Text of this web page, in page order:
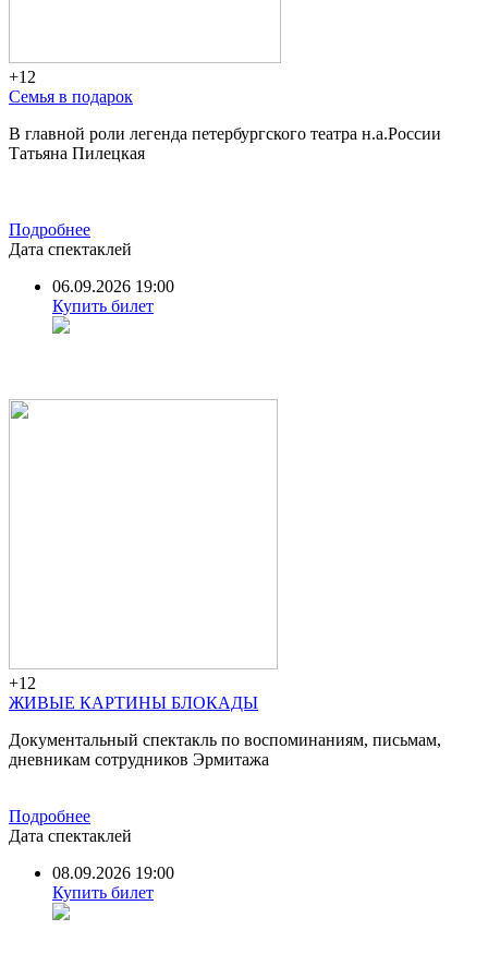
+12
Семья в подарок
В главной роли легенда петербургского театра н.а.России
Татьяна Пилецкая
Подробнее
Дата спектаклей
06.09.2026 19:00
Купить билет
+12
ЖИВЫЕ КАРТИНЫ БЛОКАДЫ
Документальный спектакль по воспоминаниям, письмам,
дневникам сотрудников Эрмитажа
Подробнее
Дата спектаклей
08.09.2026 19:00
Купить билет